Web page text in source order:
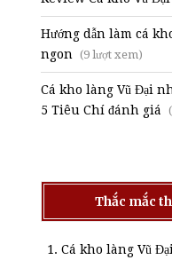
Hướng dẫn làm cá
ngon (9 lượt xem)
Cá kho làng Vũ Đại
5 Tiêu Chí đánh giá
Thắc mắc
Cá kho làng Vũ